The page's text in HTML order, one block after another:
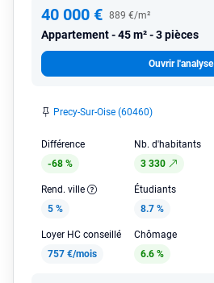
40 000 € 889 €/m²
Appartement 45 m² - 3 pièces
Ouvrir l'analyse
Precy-Sur-Oise (60460)
Différence
-68 %
Nb. d'habitants
3 330
Rend. ville
5 %
Étudiants
8.7 %
Loyer HC conseillé
757 €/mois
Chômage
6.6 %